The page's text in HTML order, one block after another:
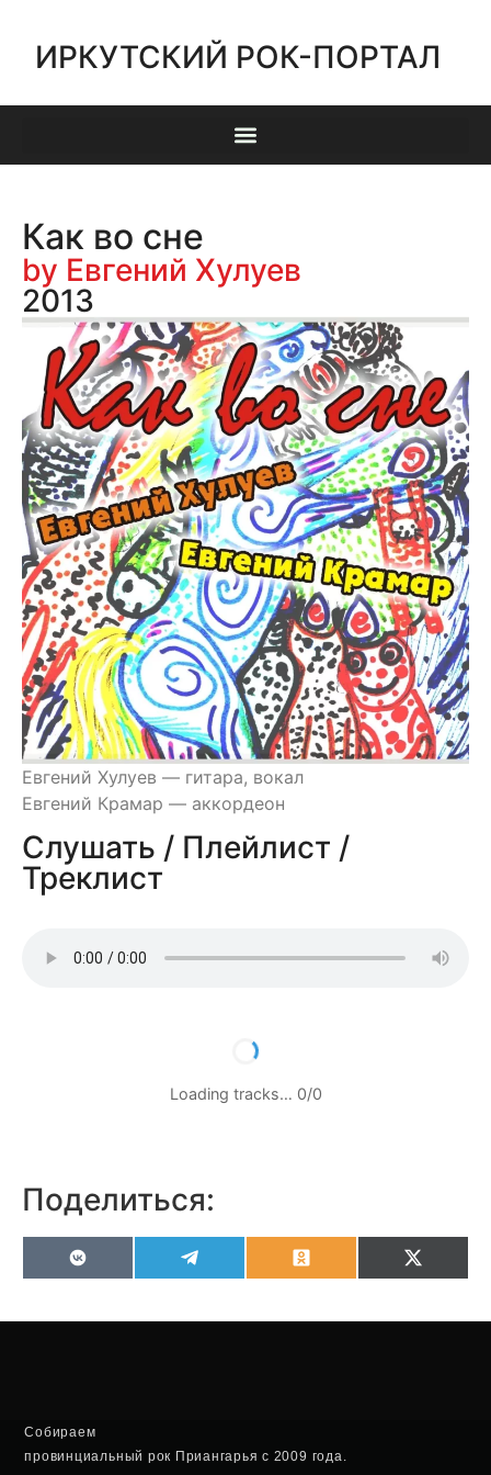
ИРКУТСКИЙ РОК-ПОРТАЛ
Как во сне
by Евгений Хулуев
2013
Евгений Хулуев — гитара, вокал
Евгений Крамар — аккордеон
Слушать / Плейлист /
Треклист
Loading tracks… 0/0
Поделиться:
VK OdnoklassnikiX
Собираем
провинциальный рок Приангарья с 2009 года.